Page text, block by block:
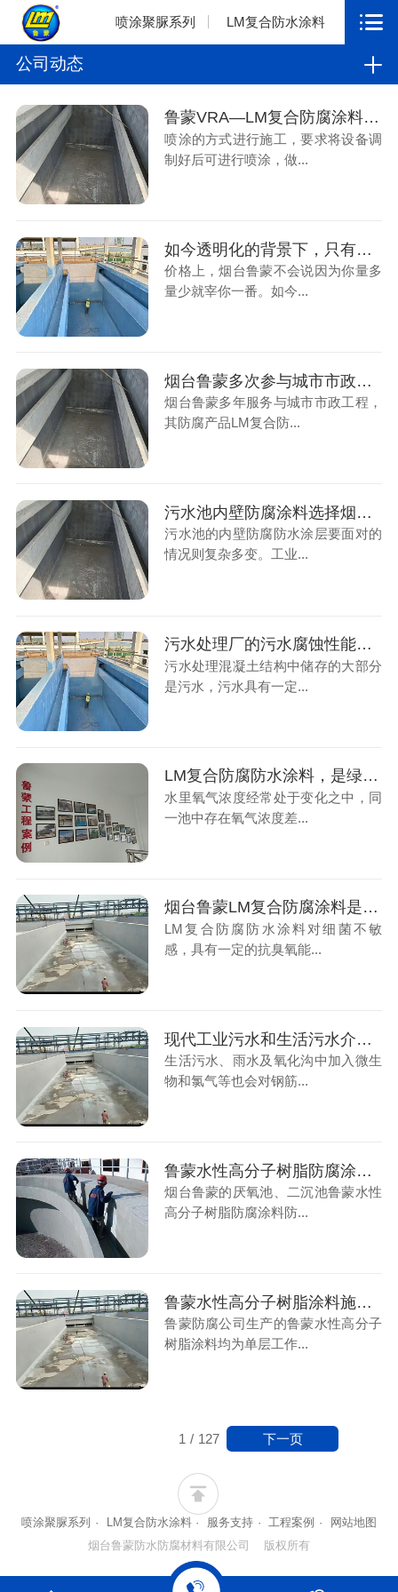
喷涂聚脲系列 LM复合防水涂料
公司动态
鲁蒙VRA—LM复合防腐涂料应用污水厂防腐工程
喷涂的方式进行施工，要求将设备调
制好后可进行喷涂，做...
如今透明化的背景下，只有真材实料才能长远
价格上，烟台鲁蒙不会说因为你量多
量少就宰你一番。如今...
烟台鲁蒙多次参与城市市政工程，解决污水厂防腐工程
烟台鲁蒙多年服务与城市市政工程，
其防腐产品LM复合防...
污水池内壁防腐涂料选择烟台鲁蒙防腐厂家是好选择
污水池的内壁防腐防水涂层要面对的
情况则复杂多变。工业...
污水处理厂的污水腐蚀性能指标要求
污水处理混凝土结构中储存的大部分
是污水，污水具有一定...
LM复合防腐防水涂料，是绿色水性防腐涂料
水里氧气浓度经常处于变化之中，同
一池中存在氧气浓度差...
烟台鲁蒙LM复合防腐涂料是污水厂防腐的好帮手
LM复合防腐防水涂料对细菌不敏
感，具有一定的抗臭氧能...
现代工业污水和生活污水介质对混凝土构筑物腐蚀的防护
生活污水、雨水及氧化沟中加入微生
物和氯气等也会对钢筋...
鲁蒙水性高分子树脂防腐涂料防腐防水涂料施工厌氧池、二沉池
烟台鲁蒙的厌氧池、二沉池鲁蒙水性
高分子树脂防腐涂料防...
鲁蒙水性高分子树脂涂料施工后的涂层能减少混凝土微细裂纹造成的渗漏腐蚀
鲁蒙防腐公司生产的鲁蒙水性高分子
树脂涂料均为单层工作...
1 / 127 下一页
喷涂聚脲系列 · LM复合防水涂料 · 服务支持 · 工程案例 ·
网站地图
烟台鲁蒙防水防腐材料有限公司 版权所有